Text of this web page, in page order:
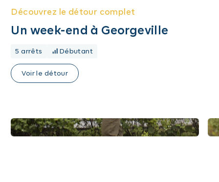
Découvrez le détour complet
Un week-end à Georgeville
5 arrêts Débutant
Voir le détour
Images